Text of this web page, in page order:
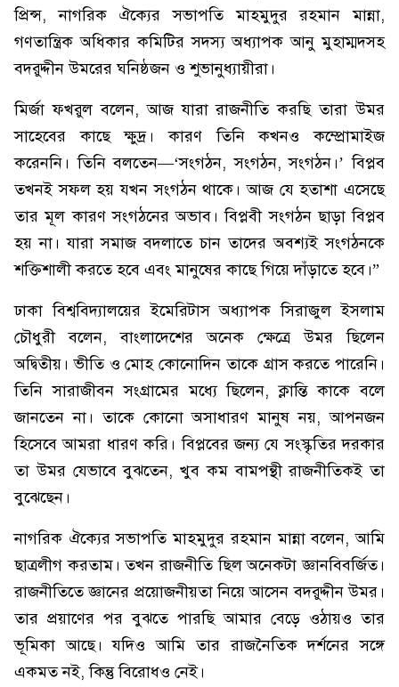
প্রিন্স, নাগরিক ঐক্যের সভাপতি মাহমুদুর রহমান মান্না,
গণতান্ত্রিক অধিকার কমিটির সদস্য অধ্যাপক আনু মুহাম্মদসহ
বদরুদ্দীন উমরের ঘনিষ্ঠজন ও শুভানুধ্যায়ীরা।
মির্জা ফখরুল বলেন, আজ যারা রাজনীতি করছি তারা উমর
সাহেবের কাছে ক্ষুদ্র। কারণ তিনি কখনও কম্প্রোমাইজ
করেননি। তিনি বলতেন—‘সংগঠন, সংগঠন, সংগঠন।’ বিপ্লব
তখনই সফল হয় যখন সংগঠন থাকে। আজ যে হতাশা এসেছে
তার মূল কারণ সংগঠনের অভাব। বিপ্লবী সংগঠন ছাড়া বিপ্লব
হয় না। যারা সমাজ বদলাতে চান তাদের অবশ্যই সংগঠনকে
শক্তিশালী করতে হবে এবং মানুষের কাছে গিয়ে দাঁড়াতে হবে।”
ঢাকা বিশ্ববিদ্যালয়ের ইমেরিটাস অধ্যাপক সিরাজুল ইসলাম
চৌধুরী বলেন, বাংলাদেশের অনেক ক্ষেত্রে উমর ছিলেন
অদ্বিতীয়। ভীতি ও মোহ কোনোদিন তাকে গ্রাস করতে পারেনি।
তিনি সারাজীবন সংগ্রামের মধ্যে ছিলেন, ক্লান্তি কাকে বলে
জানতেন না। তাকে কোনো অসাধারণ মানুষ নয়, আপনজন
হিসেবে আমরা ধারণ করি। বিপ্লবের জন্য যে সংস্কৃতির দরকার
তা উমর যেভাবে বুঝতেন, খুব কম বামপন্থী রাজনীতিকই তা
বুঝেছেন।
নাগরিক ঐক্যের সভাপতি মাহমুদুর রহমান মান্না বলেন, আমি
ছাত্রলীগ করতাম। তখন রাজনীতি ছিল অনেকটা জ্ঞানবিবর্জিত।
রাজনীতিতে জ্ঞানের প্রয়োজনীয়তা নিয়ে আসেন বদরুদ্দীন উমর।
তার প্রয়াণের পর বুঝতে পারছি আমার বেড়ে ওঠায়ও তার
ভূমিকা আছে। যদিও আমি তার রাজনৈতিক দর্শনের সঙ্গে
একমত নই, কিন্তু বিরোধও নেই।